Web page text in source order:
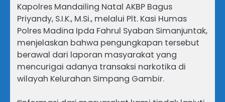
Kapolres Mandailing Natal AKBP Bagus
Priyandy, S.I.K., M.Si., melalui Plt. Kasi Humas
Polres Madina Ipda Fahrul Syaban Simanjuntak,
menjelaskan bahwa pengungkapan tersebut
berawal dari laporan masyarakat yang
mencurigai adanya transaksi narkotika di
wilayah Kelurahan Simpang Gambir.